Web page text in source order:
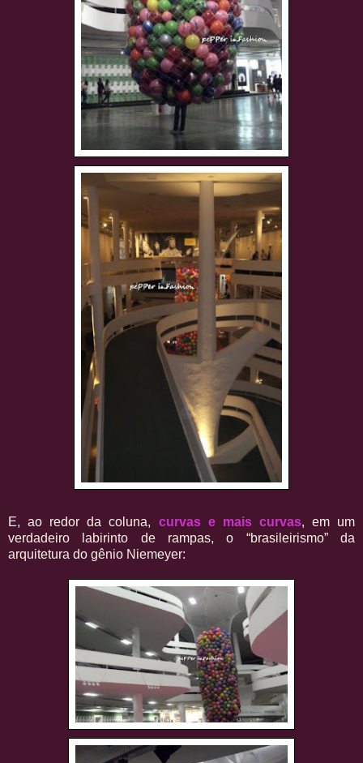
E, ao redor da coluna, curvas e mais curvas, em um
verdadeiro labirinto de rampas, o “brasileirismo” da
arquitetura do gênio Niemeyer: